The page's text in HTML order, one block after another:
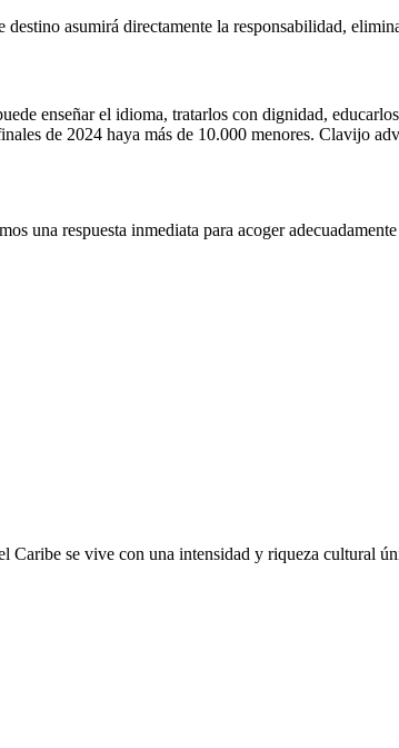
asumirá directamente la responsabilidad,
enseñar el idioma, tratarlos con dignidad,
de 2024 haya más de 10.000 menores. Clavijo
una respuesta inmediata para acoger
se vive con una intensidad y riqueza cultural